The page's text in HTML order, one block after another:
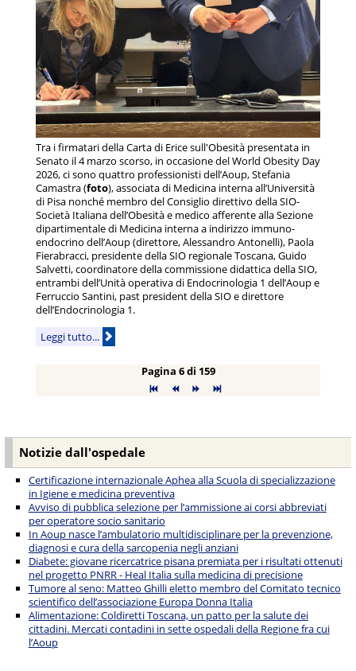
Tra i firmatari della Carta di Erice sull'Obesità presentata in
Senato il 4 marzo scorso, in occasione del World Obesity Day
2026, ci sono quattro professionisti dell’Aoup, Stefania
Camastra (foto), associata di Medicina interna all’Università
di Pisa nonché membro del Consiglio direttivo della SIO-
Società Italiana dell’Obesità e medico afferente alla Sezione
dipartimentale di Medicina interna a indirizzo immuno-
endocrino dell’Aoup (direttore, Alessandro Antonelli), Paola
Fierabracci, presidente della SIO regionale Toscana, Guido
Salvetti, coordinatore della commissione didattica della SIO,
entrambi dell’Unità operativa di Endocrinologia 1 dell’Aoup e
Ferruccio Santini, past president della SIO e direttore
dell’Endocrinologia 1.
Leggi tutto...
Pagina 6 di 159
Notizie dall'ospedale
Certificazione internazionale Aphea alla Scuola di specializzazione
in Igiene e medicina preventiva
Avviso di pubblica selezione per l’ammissione ai corsi abbreviati
per operatore socio sanitario
In Aoup nasce l’ambulatorio multidisciplinare per la prevenzione,
diagnosi e cura della sarcopenia negli anziani
Diabete: giovane ricercatrice pisana premiata per i risultati ottenuti
nel progetto PNRR - Heal Italia sulla medicina di precisione
Tumore al seno: Matteo Ghilli eletto membro del Comitato tecnico
scientifico dell’associazione Europa Donna Italia
Alimentazione: Coldiretti Toscana, un patto per la salute dei
cittadini. Mercati contadini in sette ospedali della Regione fra cui
l’Aoup